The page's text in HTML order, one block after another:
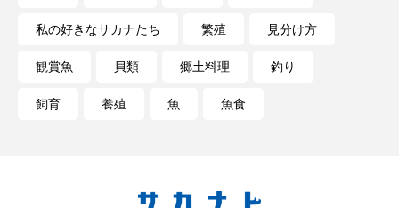
鳥羽水族館 鴨川シーワールド
私の好きなサカナたち 繁殖 見分け方
観賞魚 貝類 郷土料理 釣り
飼育 養殖 魚 魚食